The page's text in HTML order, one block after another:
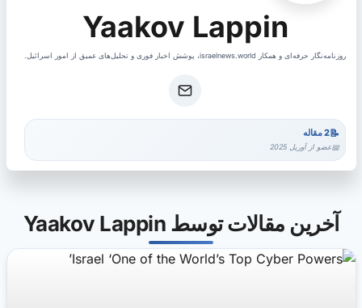
Yaakov Lappin
روزنامه‌نگار حرفه‌ای و همکار israelnews.world، پوشش اخبار فوری و تحلیل‌های عمیق از امور اسرائیل.
2 مقاله
عضو از آوریل 2025
آخرین مقالات توسط Yaakov Lappin